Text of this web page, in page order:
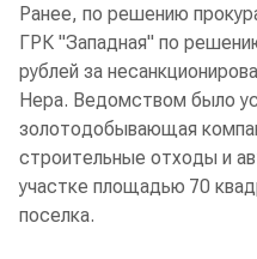
Ранее, по решению
ГРК "Западная" по
рублей за
Нера. Ведомством было
золотодобывающая
строительные отходы и
участке площадью 70
поселка.